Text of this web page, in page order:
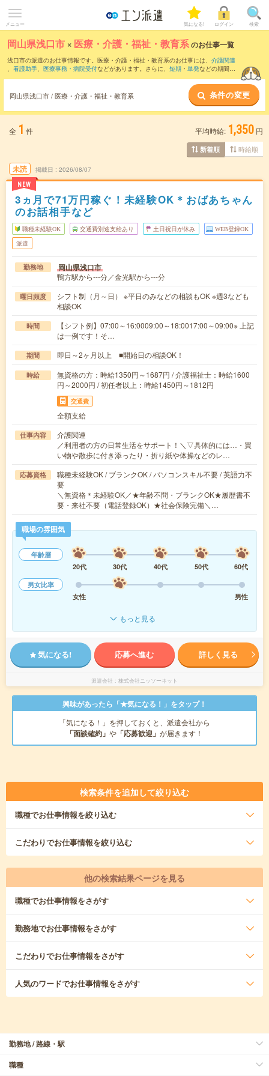
メニュー 気になる! ログイン 検索
岡山県浅口市 × 医療・介護・福祉・教育系のお仕事一覧
浅口市の派遣のお仕事情報です。医療・介護・福祉・教育系のお仕事には、 介護関連
、 看護助手、 医療事務・病院受付などがあります。さらに、 短期 ・ 単発などの期間
岡山県浅口市 / 医療・介護・福祉・教育系 条件の変更
全 1 件 平均時給: 1,350 円
新着順 時給順
未読
NEW
掲載日 2026/08/07
3ヵ月で71万円稼ぐ！未経験OK＊おばあちゃん
のお話相手など
職種未経験OK 交通費別途支給あり 土日祝日が休み WEB登録OK
派遣
勤務地 岡山県浅口市
鴨方駅から---分／金光駅から---分
曜日頻度
シフト制（月～日） ※平日のみなどの相談もOK ※週3なども
相談OK
時間
【シフト例】07:00～16:0009:00～18:0017:00～09:00※ 上記
は一例です！そ…
期間 即日～2ヶ月以上 ■開始日の相談OK！
時給
無資格の方：時給1350円～1687円 / 介護福祉士：時給1600
円～2000円 / 初任者以上：時給1450円～1812円
交通費
全額支給
仕事内容
介護関連
／利用者の方の日常生活をサポート！＼▽具体的には…・買
い物や散歩に付き添ったり・折り紙や体操などのレ…
応募資格
職種未経験OK / ブランクOK / パソコンスキル不要 / 英語力不
要
＼無資格＊未経験OK／★年齢不問・ブランクOK★履歴書不
要・来社不要（電話登録OK）★社会保険完備＼…
職場の雰囲気
年齢層
20代
30代 40代 50代
60代
男女比率
女性
男性
もっと見る
気になる! 応募へ進む 詳しく見る
派遣会社 株式会社ニッソーネット
興味があったら「★気になる！」をタップ！
「気になる！」を押しておくと、派遣会社から
「面談確約」 や 「応募歓迎」 が届きます！
検索条件を追加して絞り込む
職種でお仕事情報を絞り込む
こだわりでお仕事情報を絞り込む
他の検索結果ページを見る
職種でお仕事情報をさがす
勤務地でお仕事情報をさがす
こだわりでお仕事情報をさがす
人気のワードでお仕事情報をさがす
勤務地 / 路線・駅
職種